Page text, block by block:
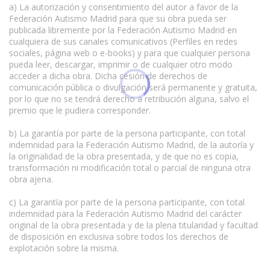
a) La autorización y consentimiento del autor a favor de la
Federación Autismo Madrid para que su obra pueda ser
publicada libremente por la Federación Autismo Madrid en
cualquiera de sus canales comunicativos (Perfiles en redes
sociales, página web o e-books) y para que cualquier persona
pueda leer, descargar, imprimir o de cualquier otro modo
acceder a dicha obra. Dicha cesión de derechos de
comunicación pública o divulgación será permanente y gratuita,
por lo que no se tendrá derecho a retribución alguna, salvo el
premio que le pudiera corresponder.
b) La garantía por parte de la persona participante, con total
indemnidad para la Federación Autismo Madrid, de la autoría y
la originalidad de la obra presentada, y de que no es copia,
transformación ni modificación total o parcial de ninguna otra
obra ajena.
c) La garantía por parte de la persona participante, con total
indemnidad para la Federación Autismo Madrid del carácter
original de la obra presentada y de la plena titularidad y facultad
de disposición en exclusiva sobre todos los derechos de
explotación sobre la misma.